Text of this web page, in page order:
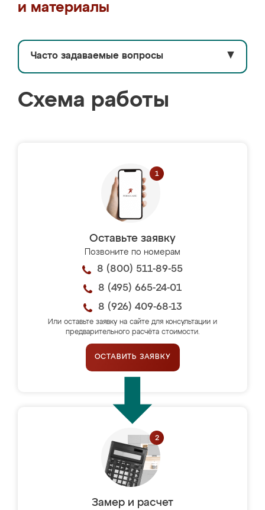
и материалы
Часто задаваемые вопросы ▼
Схема работы
Оставьте заявку
Позвоните по номерам
8 (800) 511-89-55
8 (495) 665-24-01
8 (926) 409-68-13
Или оставьте заявку на сайте для консультации и
предварительного расчёта стоимости.
ОСТАВИТЬ ЗАЯВКУ
Замер и расчет